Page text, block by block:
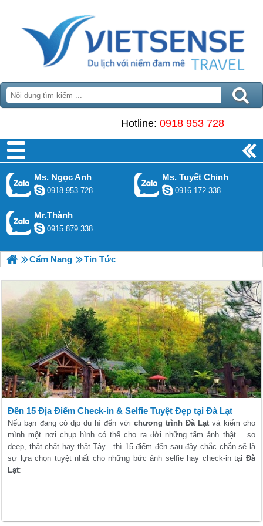
Hotline: 0918 953 728
Ms. Ngọc Anh
0918 953 728
Ms. Tuyết Chinh
0916 172 338
Mr.Thành
0915 879 338
Cẩm Nang Tin Tức
Đến 15 Địa Điểm Check-in & Selfie Tuyệt Đẹp tại Đà Lạt
Nếu bạn đang có dịp du hí đến với chương trình Đà Lạtvà kiếm cho
mình một nơi chụp hình có thể cho ra đời những tấm ảnh thật… so
deep, thật chất hay thật Tây…thì 15 điểm đến sau đây chắc chắn sẽ là
sự lựa chọn tuyệt nhất cho những bức ảnh selfie hay check-in tại Đà
Lạt: